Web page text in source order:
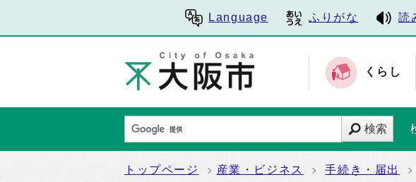
Language ふりがな 読
くらし
検索
トップページ 産業・ビジネス 手続き・届出